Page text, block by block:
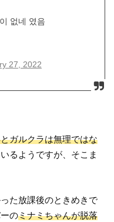
없네 였음
27, 2022
ガルクラは無理ではな
るようですが、そこま
た放課後のときめきで
のミナミちゃんが脱落